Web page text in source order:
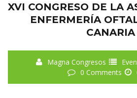
XVI CONGRESO DE LA
ENFERMERÍA
CANARIA
Magna Congresos
0 Comments